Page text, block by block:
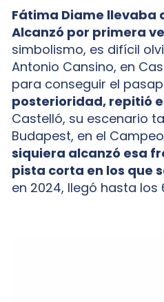
Fátima Diame llevaba
Alcanzó por primera
simbolismo, es difícil
Antonio Cansino, en
para conseguir el
posterioridad, repitió
Castelló, su escenario
Budapest, en el
siquiera alcanzó esa
pista corta en los que
en 2024, llegó hasta los